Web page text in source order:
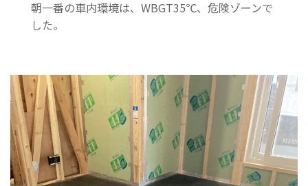
朝一番の車内環境は、WBGT35℃、危険ゾーンで
した。